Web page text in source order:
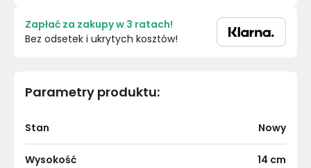
Parametry produktu:
Stan Nowy
Wysokość 14 cm
Zapłać za zakupy w 3 ratach!
Bez odsetek i ukrytych kosztów!